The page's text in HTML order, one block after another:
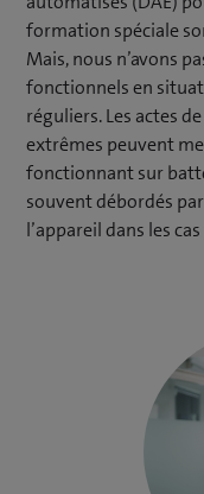
formation spéciale
Mais, nous n’avons
fonctionnels en
réguliers. Les actes
extrêmes peuvent
fonctionnant sur
souvent débordés
l’appareil dans les